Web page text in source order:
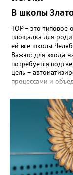
В школы
ТОР – это типовое
площадка для
ей все школы
Важно: для входа
потребуется
цель –
процессами и
региональном
“Моя школа”
безопасную
переход пройдёт
Привычные
связь с
«Госуслуги Моя
собраны в одном
этом случае